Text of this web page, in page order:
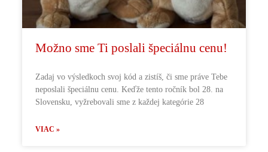
Možno sme Ti poslali špeciálnu cenu!
Zadaj vo výsledkoch svoj kód a zistíš, či sme práve Tebe
neposlali špeciálnu cenu. Keďže tento ročník bol 28. na
Slovensku, vyžrebovali sme z každej kategórie 28
VIAC »